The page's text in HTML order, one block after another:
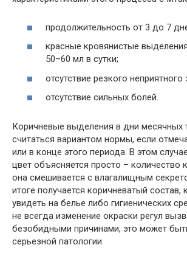
продолжительность от 3 до 7
красные кровянистые
50–60 мл в сутки;
отсутствие резкого неприятного
отсутствие сильных болей.
Коричневые выделения в дни месячных
считаться вариантом нормы, если
или в конце этого периода. В этом
цвет объясняется просто – количество
она смешивается с влагалищным
итоге получается коричневатый
увидеть на белье либо гигиенических
не всегда изменение окраски регул
безобидными причинами, это может
серьезной патологии.